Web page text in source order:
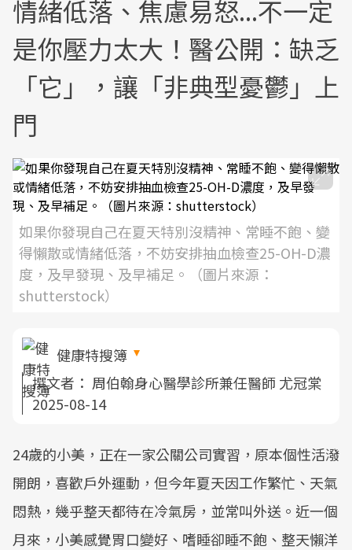
情緒低落、焦慮易怒...不一定
是你壓力太大！醫公開：缺乏
「它」，讓「非典型憂鬱」上
門
如果你發現自己在夏天特別沒精神、常睡不飽、變
得懶散或情緒低落，不妨安排抽血檢查25-OH-D濃
度，及早發現、及早補足。（圖片來源：
shutterstock）
健康特搜簿
撰文者： 周伯翰身心醫學診所兼任醫師 尤冠棠
2025-08-14
24歲的小美，正在一家公關公司實習，原本個性活潑
開朗，喜歡戶外運動，但今年夏天因工作繁忙、天氣
悶熱，幾乎整天都待在冷氣房，並常叫外送。近一個
月來，小美感覺胃口變好、嗜睡卻睡不飽、整天懶洋